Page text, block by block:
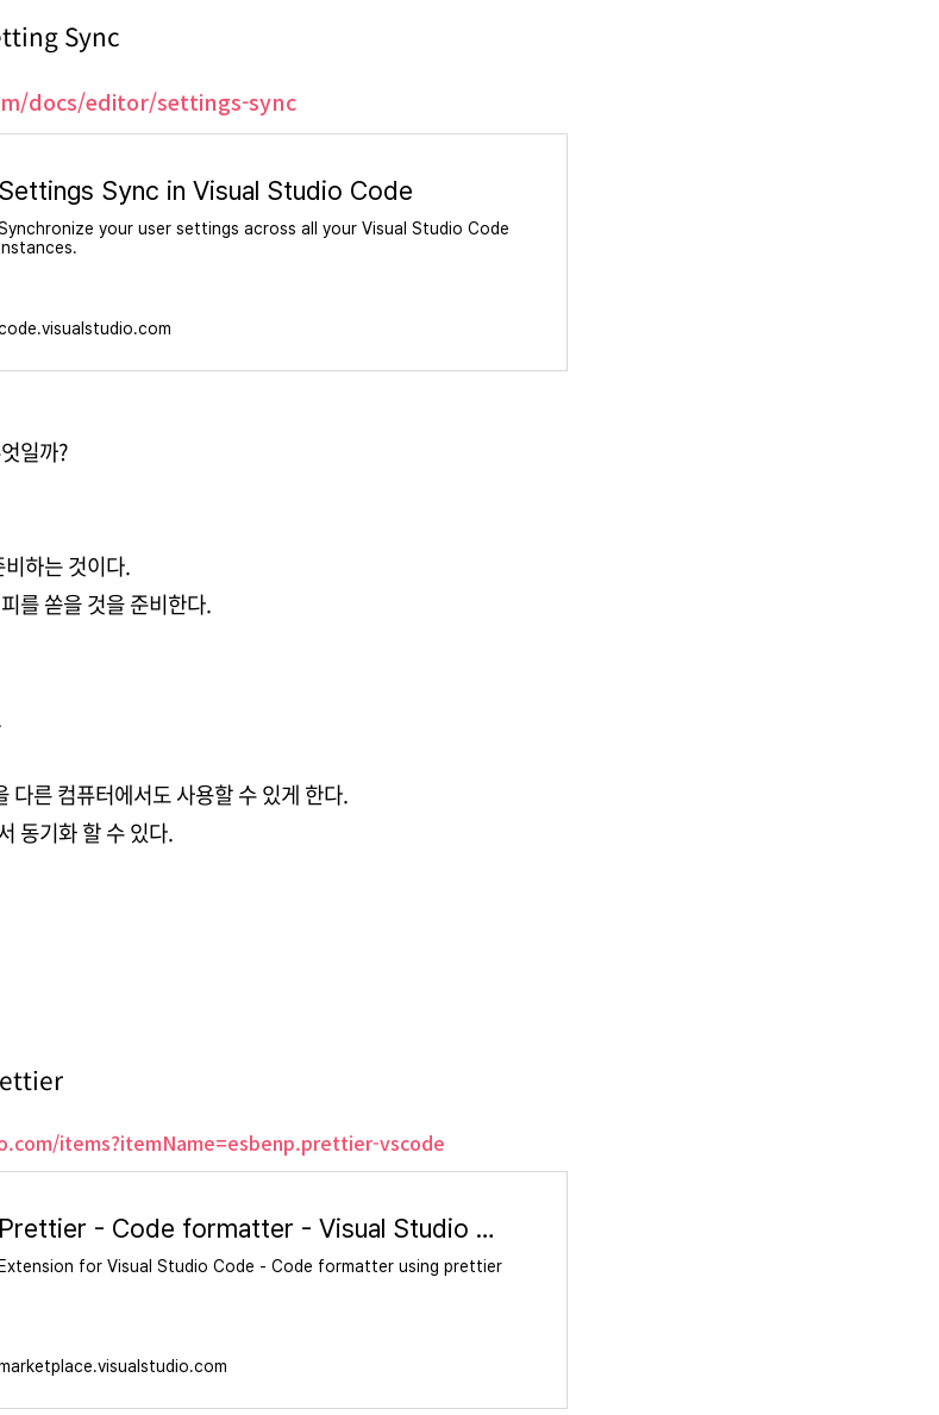
Sync
docs/editor/settings-sync
Settings Sync in Visual Studio Code
your user settings across all your Visual Studio Code
일까?
하는 것이다.
를 쏟을 것을 준비한다.
른 컴퓨터에서도 사용할 수 있게 한다.
동기화 할 수 있다.
items?itemName=esbenp.prettier-vscode
Prettier - Code formatter - Visual Studio Marketplace
Extension for Visual Studio Code - Code formatter using prettier